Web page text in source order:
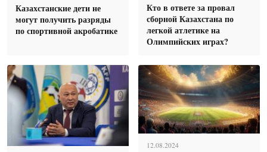
Казахстанские дети не
могут получить разряды
по спортивной акробатике
Кто в ответе за провал
сборной Казахстана по
легкой атлетике на
Олимпийских играх?
12.08.2024